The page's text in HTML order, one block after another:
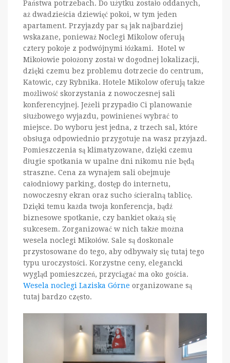
Państwa potrzebach. Do użytku zostało oddanych,
aż dwadzieścia dziewięć pokoi, w tym jeden
apartament. Przyjazdy par są jak najbardziej
wskazane, ponieważ Noclegi Mikolow oferują
cztery pokoje z podwójnymi łóżkami. Hotel w
Mikołowie położony został w dogodnej lokalizacji,
dzięki czemu bez problemu dotrzecie do centrum,
Katowic, czy Rybnika. Hotele Mikolow oferują także
możliwość skorzystania z nowoczesnej sali
konferencyjnej. Jeżeli przypadło Ci planowanie
służbowego wyjazdu, powinieneś wybrać to
miejsce. Do wyboru jest jedna, z trzech sal, które
obsługa odpowiednio przygotuje na wasz przyjazd.
Pomieszczenia są klimatyzowane, dzięki czemu
długie spotkania w upalne dni nikomu nie będą
straszne. Cena za wynajem sali obejmuje
całodniowy parking, dostęp do internetu,
nowoczesny ekran oraz sucho ścieralną tablicę.
Dzięki temu każda twoja konferencja, bądź
biznesowe spotkanie, czy bankiet okażą się
sukcesem. Zorganizować w nich także można
wesela noclegi Mikołów. Sale są doskonale
przystosowane do tego, aby odbywały się tutaj tego
typu uroczystości. Korzystne ceny, elegancki
wygląd pomieszczeń, przyciągać ma oko gościa.
Wesela noclegi Laziska Górne organizowane są
tutaj bardzo często.